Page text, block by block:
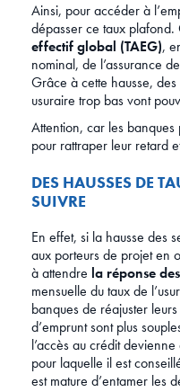
Ainsi, pour accéder à
dépasser ce taux
effectif global (TAEG),
nominal, de l’assurance
Grâce à cette hausse,
usuraire trop bas vont
Attention, car les
pour rattraper leur retard
DES HAUSSES DE
SUIVRE
En effet, si la hausse des
aux porteurs de projet en
à attendre la réponse
mensuelle du taux de
banques de réajuster
d’emprunt sont plus
l’accès au crédit
pour laquelle il est
est mature d’entamer les